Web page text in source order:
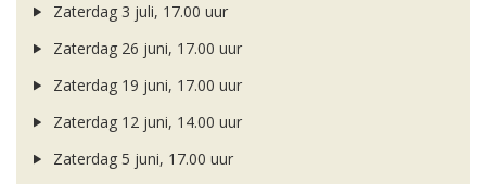
Zaterdag 3 juli, 17.00 uur
Zaterdag 26 juni, 17.00 uur
Zaterdag 19 juni, 17.00 uur
Zaterdag 12 juni, 14.00 uur
Zaterdag 5 juni, 17.00 uur